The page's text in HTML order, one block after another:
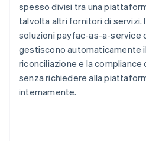
spesso divisi tra una
talvolta altri fornitori di servizi.
soluzioni payfac-as-a-service
gestiscono automaticamente
riconciliazione e la
senza richiedere alla
internamente.